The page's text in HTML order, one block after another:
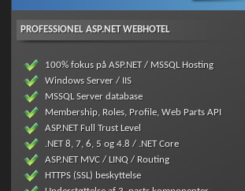
PROFESSIONEL ASP.NET WEBHOTEL
100% fokus på ASP.NET / MSSQL Hosting
Windows Server / IIS
MSSQL Server database
Membership, Roles, Profile, Web Parts API
ASP.NET Full Trust Level
.NET 8, 7, 6, 5 og 4.8 / .NET Core
ASP.NET MVC / LINQ / Routing
HTTPS (SSL) beskyttelse